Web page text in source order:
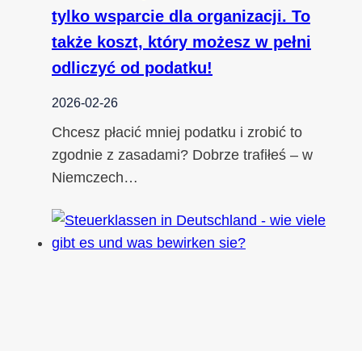
tylko wsparcie dla organizacji. To
także koszt, który możesz w pełni
odliczyć od podatku!
2026-02-26
Chcesz płacić mniej podatku i zrobić to
zgodnie z zasadami? Dobrze trafiłeś – w
Niemczech…